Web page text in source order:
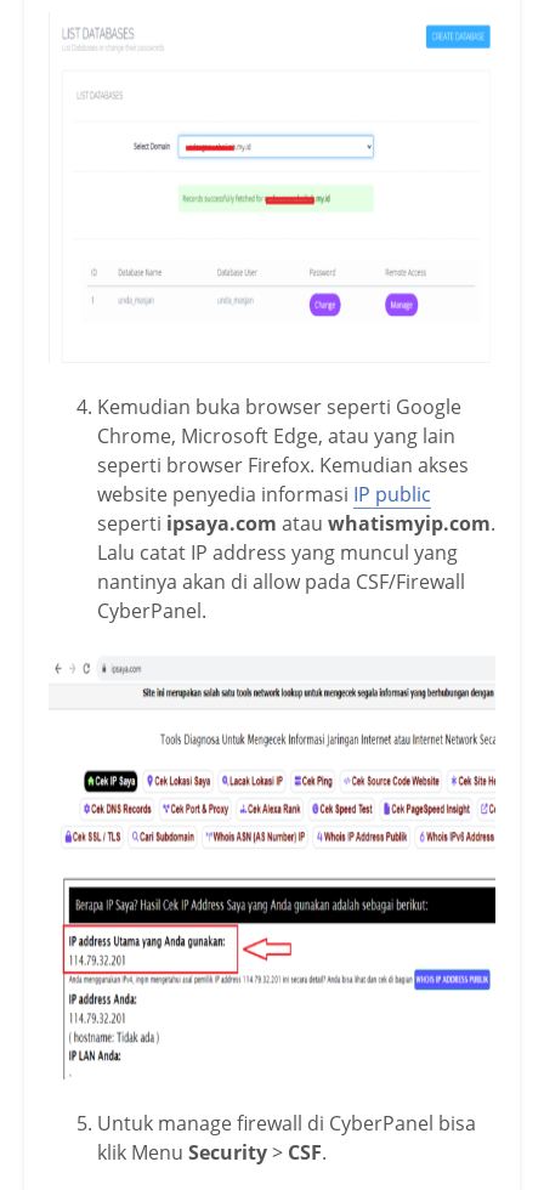
Kemudian buka browser seperti Google
Chrome, Microsoft Edge, atau yang lain
seperti browser Firefox. Kemudian akses
website penyedia informasi IP public
seperti ipsaya.com atau whatismyip.com.
Lalu catat IP address yang muncul yang
nantinya akan di allow pada CSF/Firewall
CyberPanel.
Untuk manage firewall di CyberPanel bisa
klik Menu Security> CSF.